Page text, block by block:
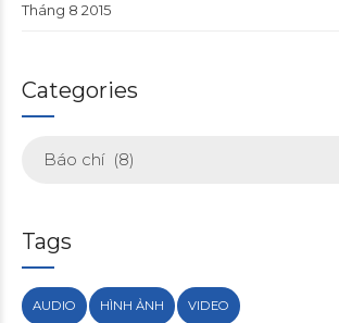
Tháng 8 2015
Categories
Báo chí (8)
Tags
AUDIO HÌNH ẢNH VIDEO